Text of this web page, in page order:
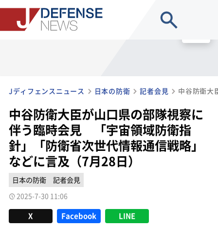
Jディフェンスニュース 日本の防衛 記者会見
中谷防衛大臣が山口県の部隊視察に
伴う臨時会見 「宇宙領域防衛指
針」「防衛省次世代情報通信戦略」
などに言及（7月28日）
日本の防衛
記者会見
2025-7-30 11:06
X Facebook LINE